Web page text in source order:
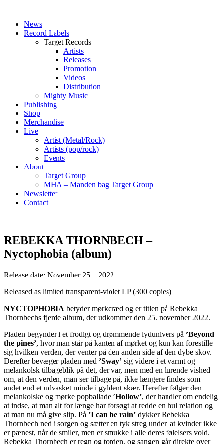
News
Record Labels
Target Records
Artists
Releases
Promotion
Videos
Distribution
Mighty Music
Publishing
Shop
Merchandise
Live
Artist (Metal/Rock)
Artists (pop/rock)
Events
About
Target Group
MHA – Manden bag Target Group
Newsletter
Contact
REBEKKA THORNBECH –
Nyctophobia (album)
Release date: November 25 – 2022
Released as limited transparent-violet LP (300 copies)
NYCTOPHOBIA betyder mørkeræd og er titlen på Rebekka
Thornbechs fjerde album, der udkommer den 25. november 2022.
Pladen begynder i et frodigt og drømmende lydunivers på ’Beyond
the pines’, hvor man står på kanten af mørket og kun kan forestille
sig hvilken verden, der venter på den anden side af den dybe skov.
Derefter bevæger pladen med ’Sway’ sig videre i et varmt og
melankolsk tilbageblik på det, der var, men med en lurende vished
om, at den verden, man ser tilbage på, ikke længere findes som
andet end et udvasket minde i gyldent skær. Herefter følger den
melankolske og mørke popballade ’Hollow’, der handler om endelig
at indse, at man alt for længe har forsøgt at redde en hul relation og
at man nu må give slip. På ’I can be rain’ dykker Rebekka
Thornbech ned i sorgen og sætter en tyk streg under, at kvinder ikke
er pænest, når de smiler, men er smukke i alle deres følelsers vold.
Rebekka Thornbech er regn og torden, og sangen går direkte over